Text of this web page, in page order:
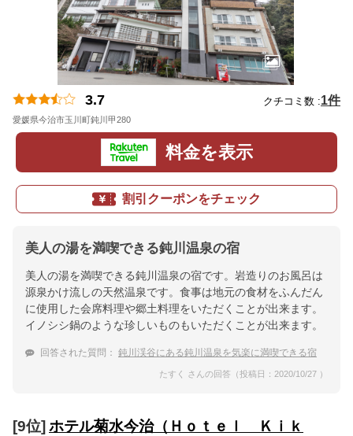
3.7 クチコミ数 :1件
愛媛県今治市玉川町鈍川甲280
料金を表示
割引クーポンをチェック
美人の湯を満喫できる鈍川温泉の宿
美人の湯を満喫できる鈍川温泉の宿です。岩造りのお風呂は
源泉かけ流しの天然温泉です。食事は地元の食材をふんだん
に使用した会席料理や郷土料理をいただくことが出来ます。
イノシシ鍋のような珍しいものもいただくことが出来ます。
回答された質問： 鈍川渓谷にある鈍川温泉を気楽に満喫できる宿
たすく さんの回答（投稿日：2020/10/27 ）
[9位] ホテル菊水今治（Ｈｏｔｅｌ Ｋｉｋ